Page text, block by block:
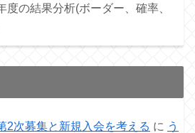
度の結果分析(ボーダー、確率、
2次募集と新規入会を考える に う